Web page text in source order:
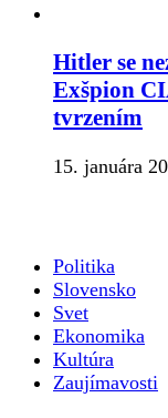
Hitler se
Exšpion
tvrzením
15. januára
Politika
Slovensko
Svet
Ekonomika
Kultúra
Zaujímavosti